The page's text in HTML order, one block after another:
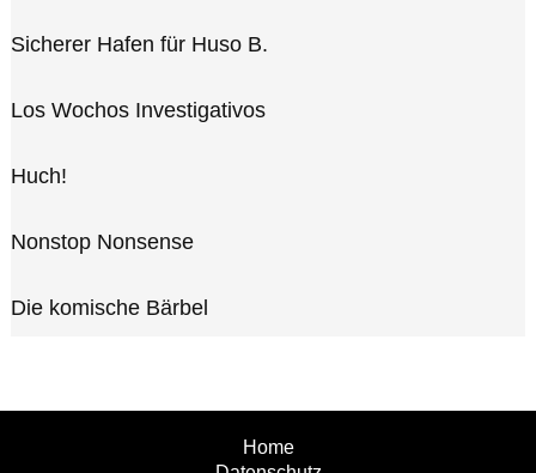
Sicherer Hafen für Huso B.
Los Wochos Investigativos
Huch!
Nonstop Nonsense
Die komische Bärbel
Home